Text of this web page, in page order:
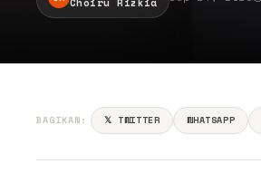
BAGIKAN: 𝕏 TWITTER WHATSAPP